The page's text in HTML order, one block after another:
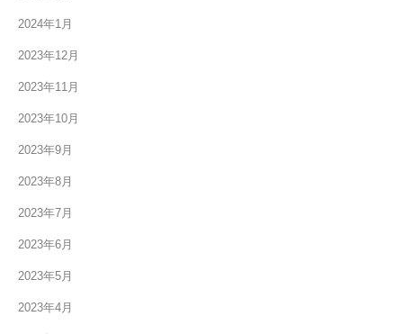
2024年1月
2023年12月
2023年11月
2023年10月
2023年9月
2023年8月
2023年7月
2023年6月
2023年5月
2023年4月